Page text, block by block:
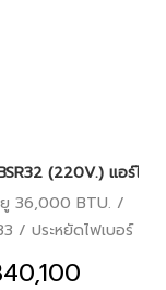
Round Flow เครื่อ
(220V.) แอร์ไ
36,000 BTU. /
/ ประหยัดไฟเบอร์
.2134 2553 / รับ
อมเพรสเซอร์ 5 ปี